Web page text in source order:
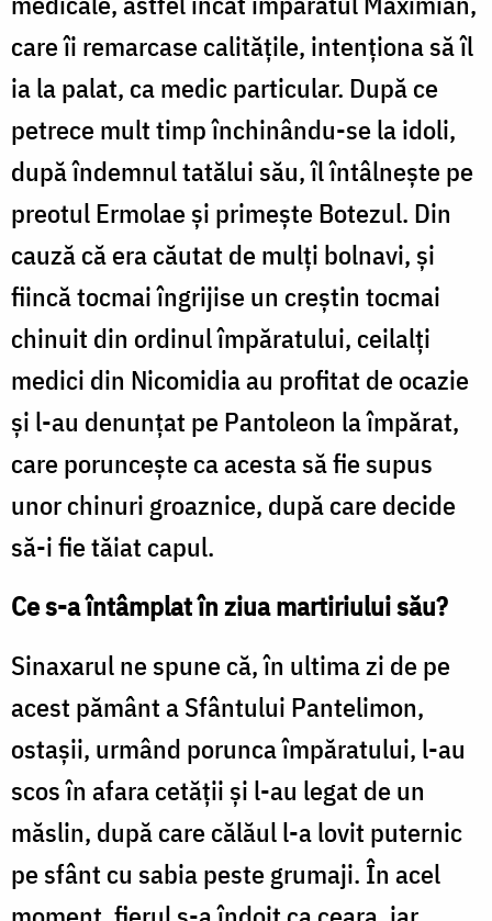
care îi remarcase calitățile, intenționa să îl
ia la palat, ca medic particular. După ce
petrece mult timp închinându-se la idoli,
după îndemnul tatălui său, îl întâlnește pe
preotul Ermolae și primește Botezul. Din
cauză că era căutat de mulți bolnavi, și
fiincă tocmai îngrijise un creștin tocmai
chinuit din ordinul împăratului, ceilalți
medici din Nicomidia au profitat de ocazie
și l-au denunțat pe Pantoleon la împărat,
care poruncește ca acesta să fie supus
unor chinuri groaznice, după care decide
să-i fie tăiat capul.
Ce s-a întâmplat în ziua martiriului său?
Sinaxarul ne spune că, în ultima zi de pe
acest pământ a Sfântului Pantelimon,
ostașii, urmând porunca împăratului, l-au
scos în afara cetății și l-au legat de un
măslin, după care călăul l-a lovit puternic
pe sfânt cu sabia peste grumaji. În acel